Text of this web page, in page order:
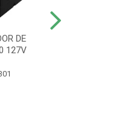
DE
127V